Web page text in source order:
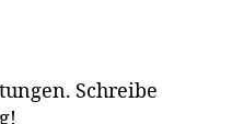
Schreibe